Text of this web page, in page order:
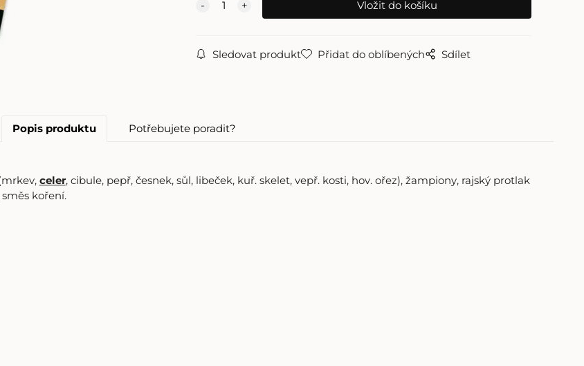
Sledovat produkt Přidat do oblíbených Sdílet
Popis produktu Potřebujete poradit?
celer, cibule, pepř, česnek, sůl, libeček, kuř. skelet, vepř. kosti, hov. ořez), žampiony, rajský protlak
koření.